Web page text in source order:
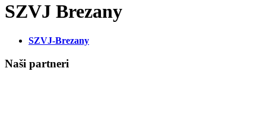
SZVJ Brezany
SZVJ-Brezany
Naši partneri